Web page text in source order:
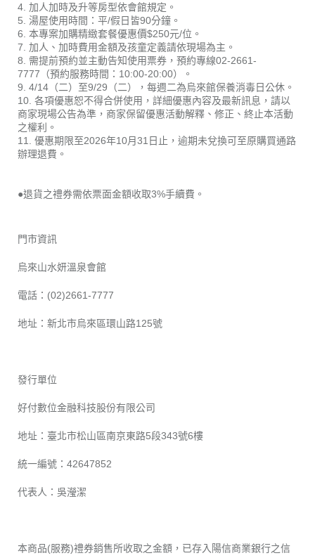
4. 加人加時及升等房型依會館規定。
5. 湯屋使用時間：平/假日皆90分鐘。
6. 本專案加購精緻套餐優惠價$250元/位。
7. 加人、加時費用金額及孩童定義請依現場為主。
8. 需提前預約並主動告知使用票券，預約專線02-2661-
7777（預約服務時間：10:00-20:00）。
9. 4/14（二）至9/29（二），每週二為烏來館保養消毒日公休。
10. 各項優惠恕不得合併使用，詳細優惠內容及最新訊息，請以
商家現場公告為準，商家保留優惠活動解釋、修正、終止本活動
之權利。
11. 優惠期限至2026年10月31日止，逾期未兌換可至原購買通路
辦理退費。
●退貨之禮券需依票面金額收取3%手續費。
門市資訊
烏來山水妍溫泉會館
電話：(02)2661-7777
地址：新北市烏來區環山路125號
發行單位
好付數位金融科技股份有限公司
地址：臺北市松山區南京東路5段343號6樓
統一編號：42647852
代表人：吳瀅潔
本商品(服務)禮券銷售所收取之金額，已存入陽信商業銀行之信